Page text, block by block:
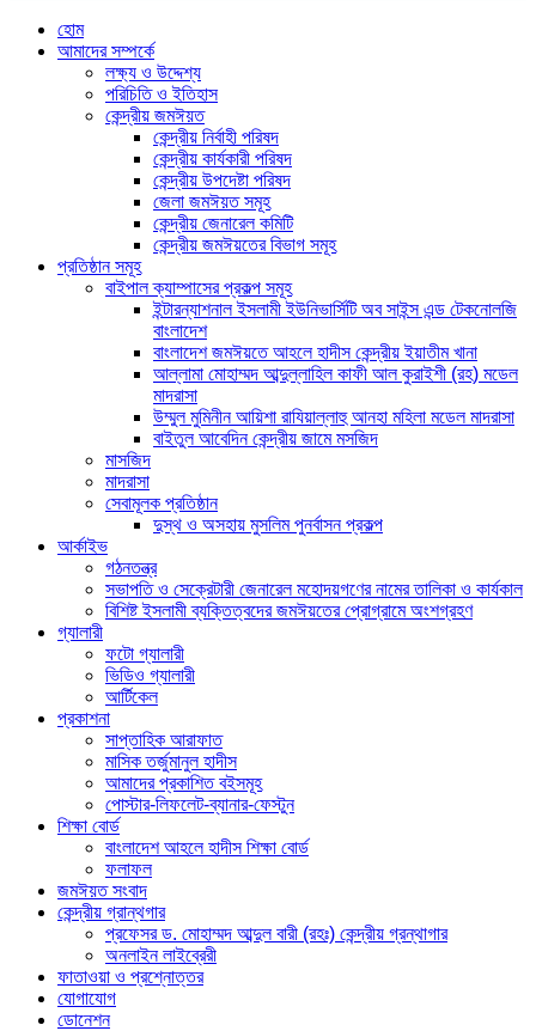
হোম
আমাদের সম্পর্কে
লক্ষ্য ও উদ্দেশ্য
পরিচিতি ও ইতিহাস
কেন্দ্রীয় জমঈয়ত
কেন্দ্রীয় নির্বাহী পরিষদ
কেন্দ্রীয় কার্যকারী পরিষদ
কেন্দ্রীয় উপদেষ্টা পরিষদ
জেলা জমঈয়ত সমূহ
কেন্দ্রীয় জেনারেল কমিটি
কেন্দ্রীয় জমঈয়তের বিভাগ সমূহ
প্রতিষ্ঠান সমূহ
বাইপাল ক্যাম্পাসের প্রকল্প সমূহ
ইন্টারন্যাশনাল ইসলামী ইউনিভার্সিটি অব সাইন্স এন্ড টেকনোলজি
বাংলাদেশ
বাংলাদেশ জমঈয়তে আহলে হাদীস কেন্দ্রীয় ইয়াতীম খানা
আল্লামা মোহাম্মদ আব্দুল্লাহিল কাফী আল কুরাইশী (রহ) মডেল
মাদরাসা
উম্মুল মুমিনীন আয়িশা রাযিয়াল্লাহু আনহা মহিলা মডেল মাদরাসা
বাইতুল আবেদিন কেন্দ্রীয় জামে মসজিদ
মাসজিদ
মাদরাসা
সেবামূলক প্রতিষ্ঠান
দুস্থ ও অসহায় মুসলিম পুনর্বাসন প্রকল্প
আর্কাইভ
গঠনতন্ত্র
সভাপতি ও সেক্রেটারী জেনারেল মহোদয়গণের নামের তালিকা ও কার্যকাল
বিশিষ্ট ইসলামী ব্যক্তিত্বদের জমঈয়তের প্রোগ্রামে অংশগ্রহণ
গ্যালারী
ফটো গ্যালারী
ভিডিও গ্যালারী
আর্টিকেল
প্রকাশনা
সাপ্তাহিক আরাফাত
মাসিক তর্জুমানুল হাদীস
আমাদের প্রকাশিত বইসমূহ
পোস্টার-লিফলেট-ব্যানার-ফেস্টুন
শিক্ষা বোর্ড
বাংলাদেশ আহলে হাদীস শিক্ষা বোর্ড
ফলাফল
জমঈয়ত সংবাদ
কেন্দ্রীয় গ্রান্থগার
প্রফেসর ড. মোহাম্মদ আব্দুল বারী (রহঃ) কেন্দ্রীয় গ্রন্থাগার
অনলাইন লাইব্রেরী
ফাতাওয়া ও প্রশ্নোত্তর
যোগাযোগ
ডোনেশন